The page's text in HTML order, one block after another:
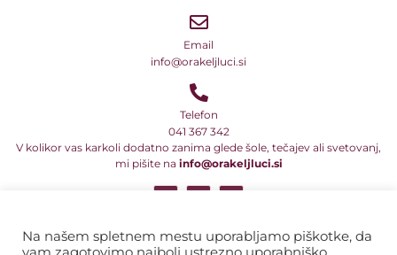
Email
info@orakeljluci.si
Telefon
041 367 342
V kolikor vas karkoli dodatno zanima glede šole, tečajev ali svetovanj,
mi pišite na info@orakeljluci.si
pravne oblike zaščite intelektualne lastnine. Prav tako to velja za
programe in njihova imena ter naslove. Zato ta besedila, tekste, dela
Na našem spletnem mestu uporabljamo piškotke, da